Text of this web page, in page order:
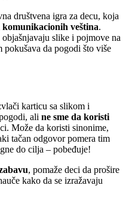
društvena igra za decu, koja
veština.
slike i pojmove na
da pogodi što više
karticu sa slikom i
ali ne sme da koristi
Može da koristi sinonime,
tačan odgovor pomera tim
do cilja – pobeđuje!
, pomaže deci da prošire
kako da se izražavaju